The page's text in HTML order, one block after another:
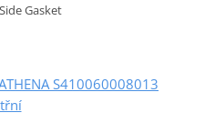
Gasket
S410060008013